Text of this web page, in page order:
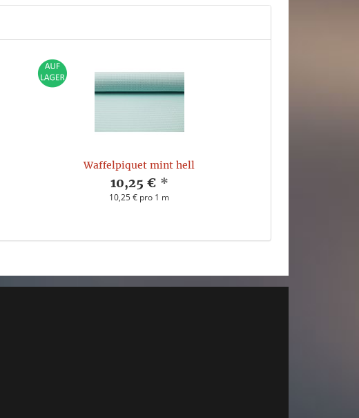
Waffelpiquet mint hell
10,25 € *
10,25 € pro 1 m